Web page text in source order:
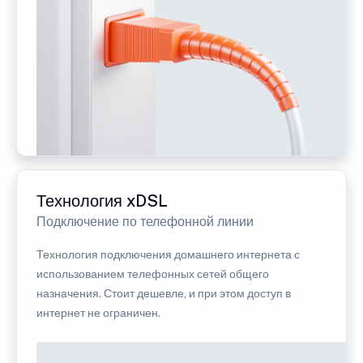
Технология xDSL
Подключение по телефонной линии
Технология подключения домашнего интернета с
использованием телефонных сетей общего
назначения. Стоит дешевле, и при этом доступ в
интернет не ограничен.